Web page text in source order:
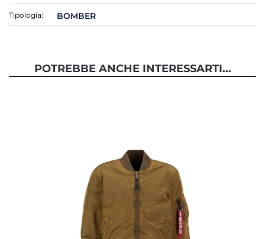
Tipologia: BOMBER
POTREBBE ANCHE INTERESSARTI...